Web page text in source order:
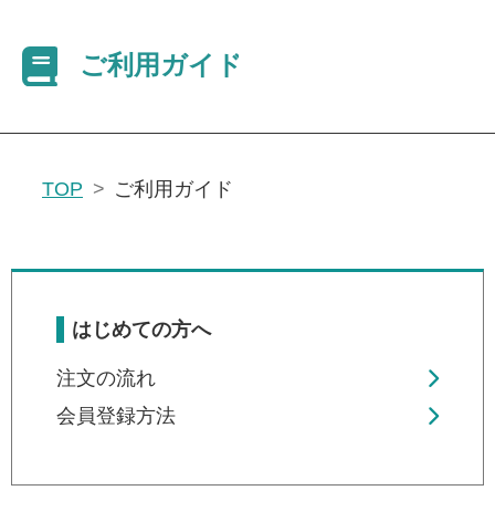
TOP ご利用ガイド
はじめての方へ
注文の流れ
会員登録方法